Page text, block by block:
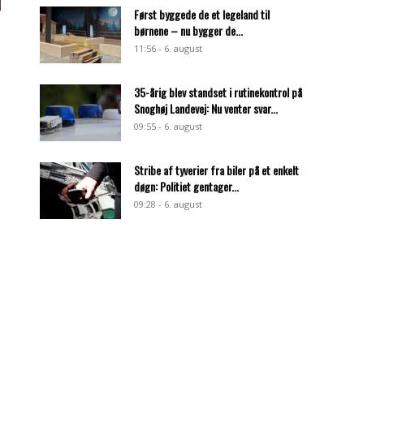
Først byggede de et legeland til
børnene – nu bygger de...
11:56 - 6. august
35-årig blev standset i rutinekontrol på
Snoghøj Landevej: Nu venter svar...
09:55 - 6. august
Stribe af tyverier fra biler på et enkelt
døgn: Politiet gentager...
09:28 - 6. august